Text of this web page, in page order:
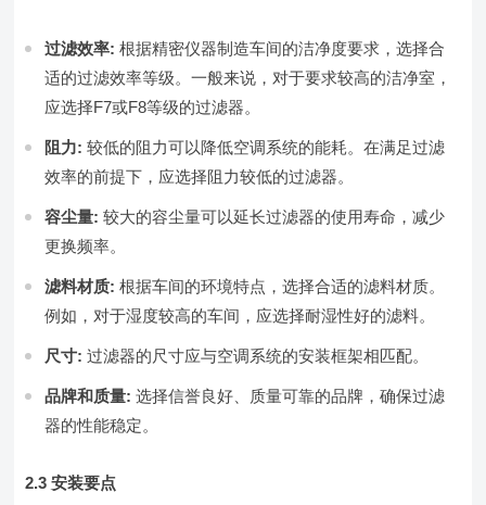
过滤效率: 根据精密仪器制造车间的洁净度要求，选择合
适的过滤效率等级。一般来说，对于要求较高的洁净室，
应选择F7或F8等级的过滤器。
阻力: 较低的阻力可以降低空调系统的能耗。在满足过滤
效率的前提下，应选择阻力较低的过滤器。
容尘量: 较大的容尘量可以延长过滤器的使用寿命，减少
更换频率。
滤料材质: 根据车间的环境特点，选择合适的滤料材质。
例如，对于湿度较高的车间，应选择耐湿性好的滤料。
尺寸: 过滤器的尺寸应与空调系统的安装框架相匹配。
品牌和质量: 选择信誉良好、质量可靠的品牌，确保过滤
器的性能稳定。
2.3 安装要点